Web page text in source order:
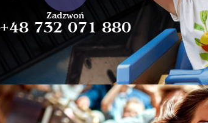
Zadzwoń
+48 732 071 880